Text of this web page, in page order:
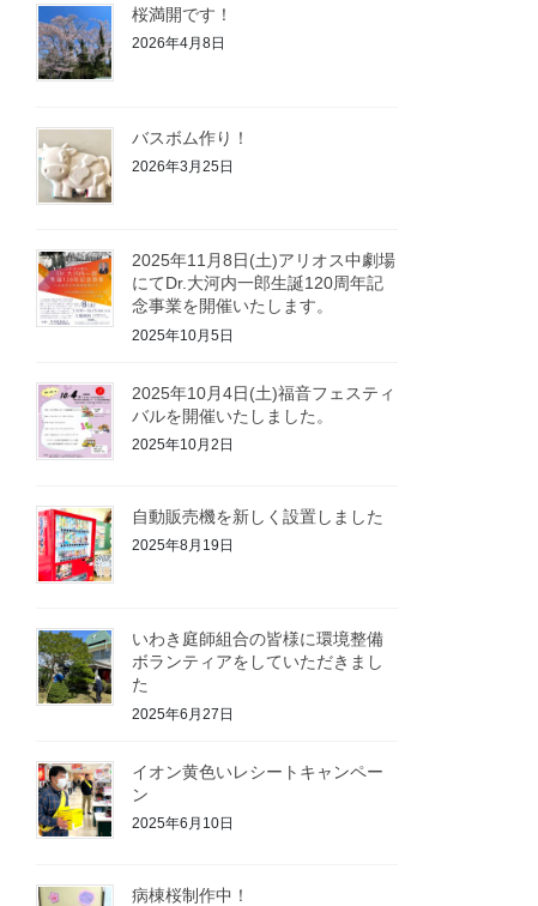
桜満開です！
2026年4月8日
バスボム作り！
2026年3月25日
2025年11月8日(土)アリオス中劇場
にてDr.大河内一郎生誕120周年記
念事業を開催いたします。
2025年10月5日
2025年10月4日(土)福音フェスティ
バルを開催いたしました。
2025年10月2日
自動販売機を新しく設置しました
2025年8月19日
いわき庭師組合の皆様に環境整備
ボランティアをしていただきまし
た
2025年6月27日
イオン黄色いレシートキャンペー
ン
2025年6月10日
病棟桜制作中！